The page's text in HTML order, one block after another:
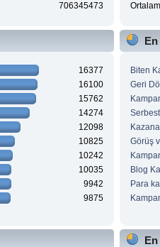
706345473
16377
16100
15762
14274
12098
10825
10242
10035
9942
9875
Biten
Geri
Görüş
Blog
Para